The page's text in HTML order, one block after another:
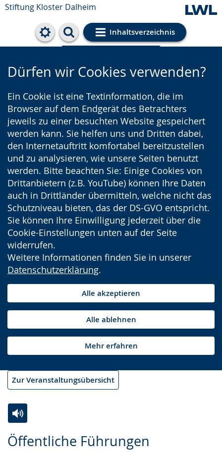
Stiftung Kloster Dalheim
Inhaltsverzeichnis
Cookie-Einstellungen
Dürfen wir Cookies verwenden?
Ein Cookie ist eine Textinformation, die im
Browser auf dem Endgerät des Betrachters
jeweils zu einer besuchten Website gespeichert
werden kann. Sie helfen uns und Dritten dabei,
den Internetauftritt komfortabel bereitzustellen
und zu analysieren, wie unsere Seiten benutzt
werden. Bitte beachten Sie: Einige Cookies von
Drittanbietern (z.B. YouTube) können Ihre Daten
auch in Drittländer übermitteln, welche nicht das
Schutzniveau bieten, das der DS-GVO entspricht.
Sie können Ihre Einwilligung jederzeit über die
Cookie-Einstellungen unten auf der Seite
widerrufen.
Weitere Informationen finden Sie in unserer
Datenschutzerklärung.
Alle akzeptieren
Alle ablehnen
Mehr erfahren
Zur Veranstaltungsübersicht
Öffentliche Führungen
Leichten
Audio-
Video